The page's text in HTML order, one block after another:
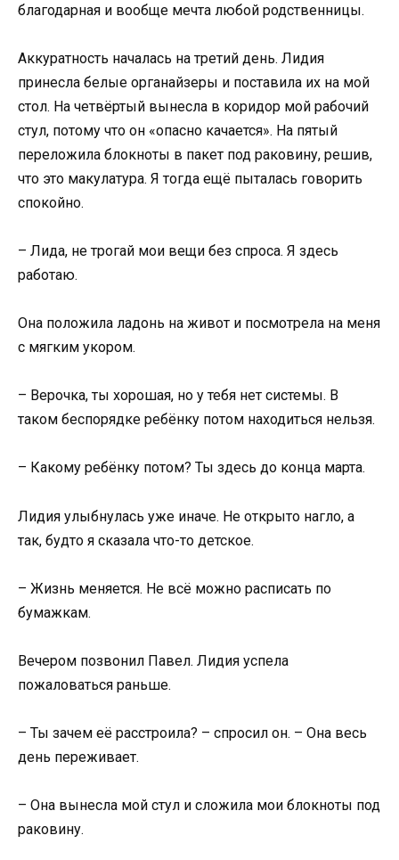
благодарная и вообще мечта любой родственницы.
Аккуратность началась на третий день. Лидия
принесла белые органайзеры и поставила их на мой
стол. На четвёртый вынесла в коридор мой рабочий
стул, потому что он «опасно качается». На пятый
переложила блокноты в пакет под раковину, решив,
что это макулатура. Я тогда ещё пыталась говорить
спокойно.
– Лида, не трогай мои вещи без спроса. Я здесь
работаю.
Она положила ладонь на живот и посмотрела на меня
с мягким укором.
– Верочка, ты хорошая, но у тебя нет системы. В
таком беспорядке ребёнку потом находиться нельзя.
– Какому ребёнку потом? Ты здесь до конца марта.
Лидия улыбнулась уже иначе. Не открыто нагло, а
так, будто я сказала что-то детское.
– Жизнь меняется. Не всё можно расписать по
бумажкам.
Вечером позвонил Павел. Лидия успела
пожаловаться раньше.
– Ты зачем её расстроила? – спросил он. – Она весь
день переживает.
– Она вынесла мой стул и сложила мои блокноты под
раковину.